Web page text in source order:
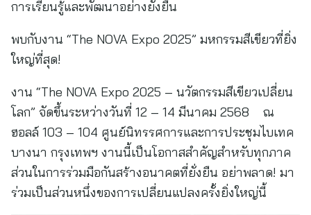
การเรียนรู้และพัฒนาอย่างยั่งยืน
พบกับงาน “The NOVA Expo 2025” มหกรรมสีเขียวที่ยิ่ง
ใหญ่ที่สุด!
งาน “The NOVA Expo 2025 – นวัตกรรมสีเขียวเปลี่ยน
โลก” จัดขึ้นระหว่างวันที่ 12 – 14 มีนาคม 2568 ณ
ฮอลล์ 103 – 104 ศูนย์นิทรรศการและการประชุมไบเทค
บางนา กรุงเทพฯ งานนี้เป็นโอกาสสำคัญสำหรับทุกภาค
ส่วนในการร่วมมือกันสร้างอนาคตที่ยั่งยืน อย่าพลาด! มา
ร่วมเป็นส่วนหนึ่งของการเปลี่ยนแปลงครั้งยิ่งใหญ่นี้